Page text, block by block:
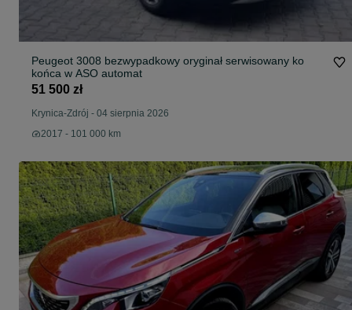
Peugeot 3008 bezwypadkowy oryginał serwisowany ko
końca w ASO automat
51 500 zł
Krynica-Zdrój - 04 sierpnia 2026
2017 - 101 000 km